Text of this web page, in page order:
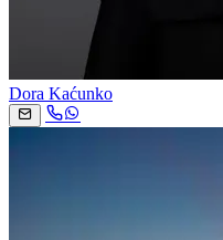
Dora Kaćunko